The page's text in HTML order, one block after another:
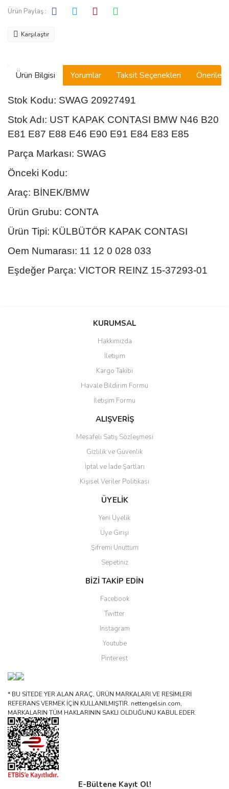
Ürün Paylaş :
Karşılaştır
Ürün Bilgisi Yorumlar Taksit Seçenekleri
Stok Kodu: SWAG 20927491
Stok Adı: UST KAPAK CONTASI BMW N46 B20
E81 E87 E88 E46 E90 E91 E84 E83 E85
Parça Markası: SWAG
Önceki Kodu:
Araç: BİNEK/BMW
Ürün Grubu: CONTA
Ürün Tipi: KÜLBÜTÖR KAPAK CONTASI
Oem Numarası: 11 12 0 028 033
Eşdeğer Parça: VICTOR REINZ 15-37293-01
Bu ürüne ilk yorumu siz yapın!
Yorum Yaz
Ürün resmi kalitesiz, bozuk veya görüntülenemiyor.
Ürün açıklamasında eksik bilgiler bulunuyor.
Ürün bilgilerinde hatalar bulunuyor.
Ürün fiyatı diğer sitelerden daha pahalı.
Bu ürüne benzer farklı alternatifler olmalı.
Gönder
KURUMSAL
Hakkımızda
İletişim
Kargo Takibi
Havale Bildirim Formu
İletişim Formu
ALIŞVERİŞ
Mesafeli Satış Sözleşmesi
Gizlilik ve Güvenlik
İptal ve İade Şartları
Kişisel Veriler Politikası
ÜYELİK
Yeni Üyelik
Üye Girişi
Şifremi Unuttum
Sepetiniz
BİZİ TAKİP EDİN
Facebook
Twitter
Instagram
Youtube
Pinterest
* BU SİTEDE YER ALAN ARAÇ, ÜRÜN MARKALARI VE RESİMLERİ
REFERANS VERMEK İÇİN KULLANILMIŞTIR. nettengelsin.com,
MARKALARIN TÜM HAKLARININ SAKLI OLDUĞUNU KABUL EDER.
E-Bültene Kayıt Ol!